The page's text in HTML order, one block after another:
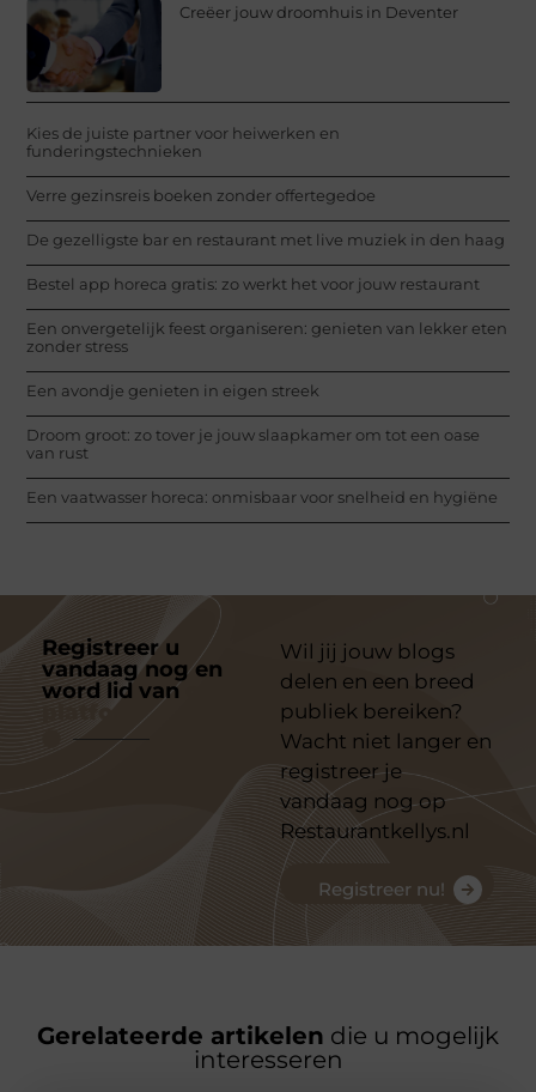
Creëer jouw droomhuis in Deventer
Kies de juiste partner voor heiwerken en
funderingstechnieken
Verre gezinsreis boeken zonder offertegedoe
De gezelligste bar en restaurant met live muziek in den haag
Bestel app horeca gratis: zo werkt het voor jouw restaurant
Een onvergetelijk feest organiseren: genieten van lekker eten
zonder stress
Een avondje genieten in eigen streek
Droom groot: zo tover je jouw slaapkamer om tot een oase
van rust
Een vaatwasser horeca: onmisbaar voor snelheid en hygiëne
Registreer u
vandaag nog en
word lid van
platform
Wil jij jouw blogs
delen en een breed
publiek bereiken?
Wacht niet langer en
registreer je
vandaag nog op
Restaurantkellys.nl
Registreer nu!
Gerelateerde artikelen die u mogelijk
interesseren